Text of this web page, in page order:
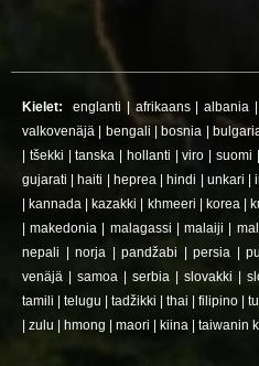
Kielet: englanti afrikaans|albania
valkovenäjä
bengali bosnia
tšekki |tanska hollanti |viro |suomi
gujarati
haiti heprea| hindi unkari |
kannada kazakki khmeeri korea|
|makedonia malagassi |malaiji
nepali |norja |pandžabi |persia |
venäjä
samoa| serbia| slovakki
tamili
telugu tadžikki thai filipino
zulu hmong maori kiina taiwanin